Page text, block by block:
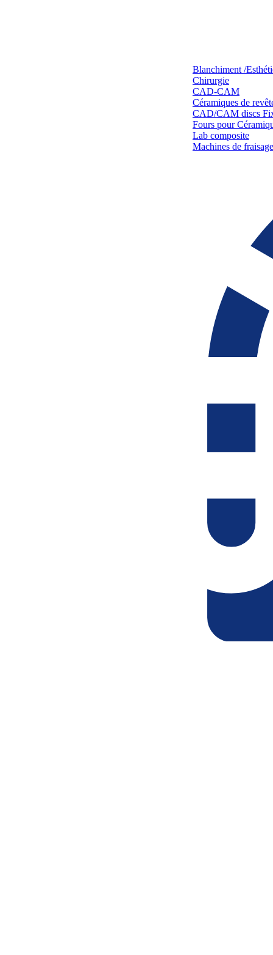
Blanchiment /
Chirurgie
CAD-CAM
Céramiques de
CAD/CAM discs
Fours pour
Lab composite
Machines de